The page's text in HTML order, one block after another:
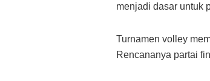
menjadi dasar untuk
Turnamen volley
Rencananya partai